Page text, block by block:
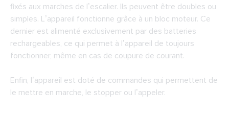
fixés aux marches de l’escalier. Ils peuvent être doubles ou
simples. L’appareil fonctionne grâce à un bloc moteur. Ce
dernier est alimenté exclusivement par des batteries
rechargeables, ce qui permet à l’appareil de toujours
fonctionner, même en cas de coupure de courant.
Enfin, l’appareil est doté de commandes qui permettent de
le mettre en marche, le stopper ou l’appeler.